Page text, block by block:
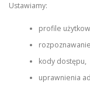
Ustawiamy:
profile
kody dostępu,
uprawnienia